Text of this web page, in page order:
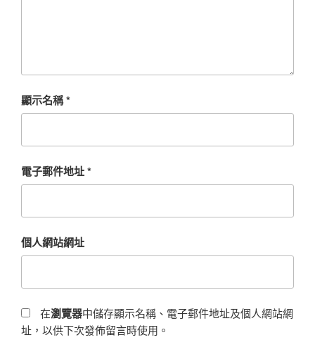
顯示名稱*
電子郵件地址*
個人網站網址
在瀏覽器中儲存顯示名稱、電子郵件地址及個人網站網
址，以供下次發佈留言時使用。